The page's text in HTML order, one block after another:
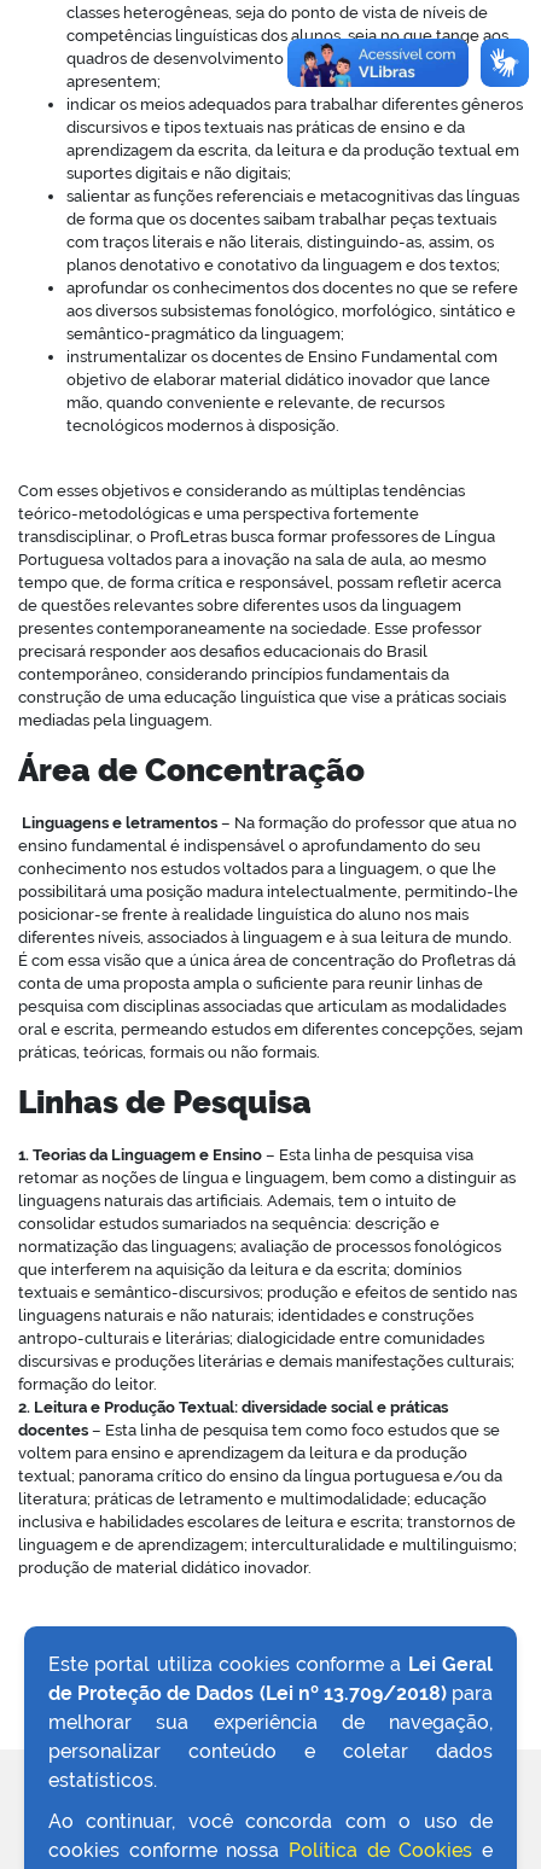
classes heterogêneas, seja do ponto de vista de níveis de
competências linguísticas dos alunos, seja no que tange aos
quadros de desenvolvimento atípicos que os alunos
apresentem;
indicar os meios adequados para trabalhar diferentes gêneros
discursivos e tipos textuais nas práticas de ensino e da
aprendizagem da escrita, da leitura e da produção textual em
suportes digitais e não digitais;
salientar as funções referenciais e metacognitivas das línguas
de forma que os docentes saibam trabalhar peças textuais
com traços literais e não literais, distinguindo-as, assim, os
planos denotativo e conotativo da linguagem e dos textos;
aprofundar os conhecimentos dos docentes no que se refere
aos diversos subsistemas fonológico, morfológico, sintático e
semântico-pragmático da linguagem;
instrumentalizar os docentes de Ensino Fundamental com
objetivo de elaborar material didático inovador que lance
mão, quando conveniente e relevante, de recursos
tecnológicos modernos à disposição.
Com esses objetivos e considerando as múltiplas tendências
teórico-metodológicas e uma perspectiva fortemente
transdisciplinar, o ProfLetras busca formar professores de Língua
Portuguesa voltados para a inovação na sala de aula, ao mesmo
tempo que, de forma crítica e responsável, possam refletir acerca
de questões relevantes sobre diferentes usos da linguagem
presentes contemporaneamente na sociedade. Esse professor
precisará responder aos desafios educacionais do Brasil
contemporâneo, considerando princípios fundamentais da
construção de uma educação linguística que vise a práticas sociais
mediadas pela linguagem.
Área de Concentração
Linguagens e letramentos – Na formação do professor que atua no
ensino fundamental é indispensável o aprofundamento do seu
conhecimento nos estudos voltados para a linguagem, o que lhe
possibilitará uma posição madura intelectualmente, permitindo-lhe
posicionar-se frente à realidade linguística do aluno nos mais
diferentes níveis, associados à linguagem e à sua leitura de mundo.
É com essa visão que a única área de concentração do Profletras dá
conta de uma proposta ampla o suficiente para reunir linhas de
pesquisa com disciplinas associadas que articulam as modalidades
oral e escrita, permeando estudos em diferentes concepções, sejam
práticas, teóricas, formais ou não formais.
Linhas de Pesquisa
1. Teorias da Linguagem e Ensino – Esta linha de pesquisa visa
retomar as noções de língua e linguagem, bem como a distinguir as
linguagens naturais das artificiais. Ademais, tem o intuito de
consolidar estudos sumariados na sequência: descrição e
normatização das linguagens; avaliação de processos fonológicos
que interferem na aquisição da leitura e da escrita; domínios
textuais e semântico-discursivos; produção e efeitos de sentido nas
linguagens naturais e não naturais; identidades e construções
antropo-culturais e literárias; dialogicidade entre comunidades
discursivas e produções literárias e demais manifestações culturais;
formação do leitor.
2. Leitura e Produção Textual: diversidade social e práticas
docentes – Esta linha de pesquisa tem como foco estudos que se
voltem para ensino e aprendizagem da leitura e da produção
textual; panorama crítico do ensino da língua portuguesa e/ou da
literatura; práticas de letramento e multimodalidade; educação
inclusiva e habilidades escolares de leitura e escrita; transtornos de
linguagem e de aprendizagem; interculturalidade e multilinguismo;
produção de material didático inovador.
VOLTAR AO TOPO
Este portal utiliza cookies conforme a Lei Geral
de Proteção de Dados (Lei nº 13.709/2018)para
melhorar sua experiência de navegação,
personalizar conteúdo e coletar dados
estatísticos.
Ao continuar, você concorda com o uso de
cookies conforme nossa Política de Cookies e